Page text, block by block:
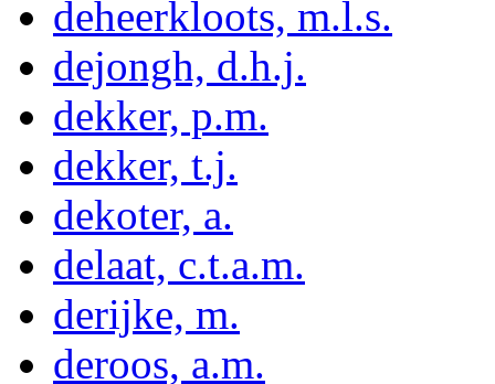
deheerkloots, m.l.s.
dejongh, d.h.j.
dekker, p.m.
dekker, t.j.
dekoter, a.
delaat, c.t.a.m.
derijke, m.
deroos, a.m.